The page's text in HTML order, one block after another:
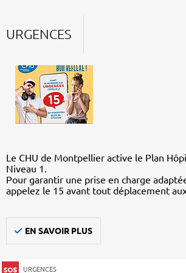
URGENCES
Le CHU de Montpellier active le Plan
Niveau 1.
Pour garantir une prise en charge
appelez le 15 avant tout déplacement
EN SAVOIR PLUS
URGENCES